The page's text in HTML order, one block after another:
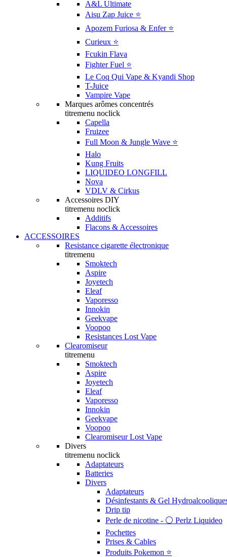
A&L Ultimate
Aisu Zap Juice ⭐️
Apozem Furiosa & Enfer ⭐️
Curieux ⭐️
Fcukin Flava
Fighter Fuel ⭐️
Le Coq Qui Vape & Kyandi Shop
T-Juice
Vampire Vape
Marques arômes concentrés
titremenu noclick
Capella
Fruizee
Full Moon & Jungle Wave ⭐️
Halo
Kung Fruits
LIQUIDEO LONGFILL
Nova
VDLV & Cirkus
Accessoires DIY
titremenu noclick
Additifs
Flacons & Accessoires
ACCESSOIRES
Resistance cigarette électronique
titremenu
Smoktech
Aspire
Joyetech
Eleaf
Vaporesso
Innokin
Geekvape
Voopoo
Resistances Lost Vape
Clearomiseur
titremenu
Smoktech
Aspire
Joyetech
Eleaf
Vaporesso
Innokin
Geekvape
Voopoo
Clearomiseur Lost Vape
Divers
titremenu noclick
Adaptateurs
Batteries
Divers
Adaptateurs
Désinfestants & Gel
Drip tip
Perle de nicotine - ⚪️ Perlz Liquideo
Pochettes
Prises & Cables
Produits Pokemon ⭐️